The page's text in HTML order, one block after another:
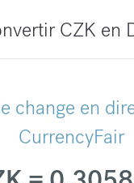
CZK en
change en
CurrencyFair